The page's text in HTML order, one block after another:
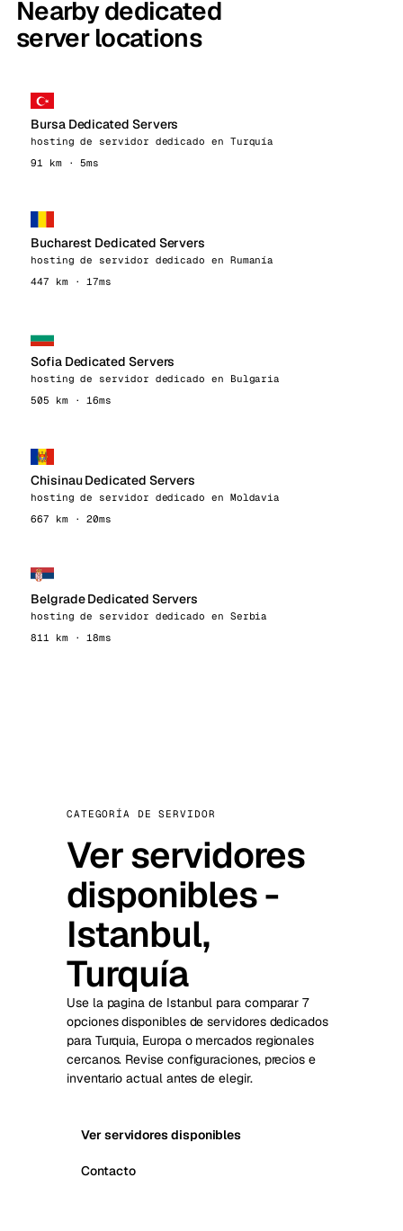
Nearby dedicated
server locations
Bursa Dedicated Servers
hosting de servidor dedicado en Turquía
91 km · 5ms
Bucharest Dedicated Servers
hosting de servidor dedicado en Rumanía
447 km · 17ms
Sofia Dedicated Servers
hosting de servidor dedicado en Bulgaria
505 km · 16ms
Chisinau Dedicated Servers
hosting de servidor dedicado en Moldavia
667 km · 20ms
Belgrade Dedicated Servers
hosting de servidor dedicado en Serbia
811 km · 18ms
CATEGORÍA DE SERVIDOR
Ver servidores
disponibles -
Istanbul,
Turquía
Use la pagina de Istanbul para comparar 7
opciones disponibles de servidores dedicados
para Turquia, Europa o mercados regionales
cercanos. Revise configuraciones, precios e
inventario actual antes de elegir.
Ver servidores disponibles
Contacto